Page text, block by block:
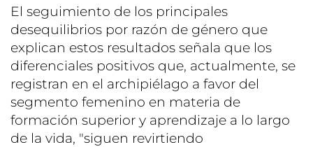
El seguimiento de los principales
desequilibrios por razón de género que
explican estos resultados señala que los
diferenciales positivos que, actualmente, se
registran en el archipiélago a favor del
segmento femenino en materia de
formación superior y aprendizaje a lo largo
de la vida, "siguen revirtiendo